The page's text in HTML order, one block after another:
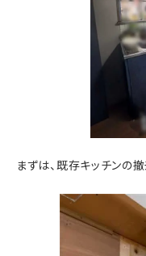
まずは、既存キッチンの